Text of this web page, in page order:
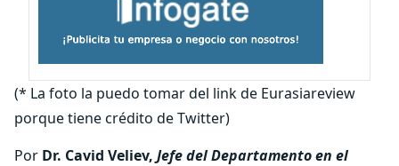
(* La foto la puedo tomar del link de Eurasiareview
porque tiene crédito de Twitter)
Por Dr. Cavid Veliev, Jefe del Departamento en el